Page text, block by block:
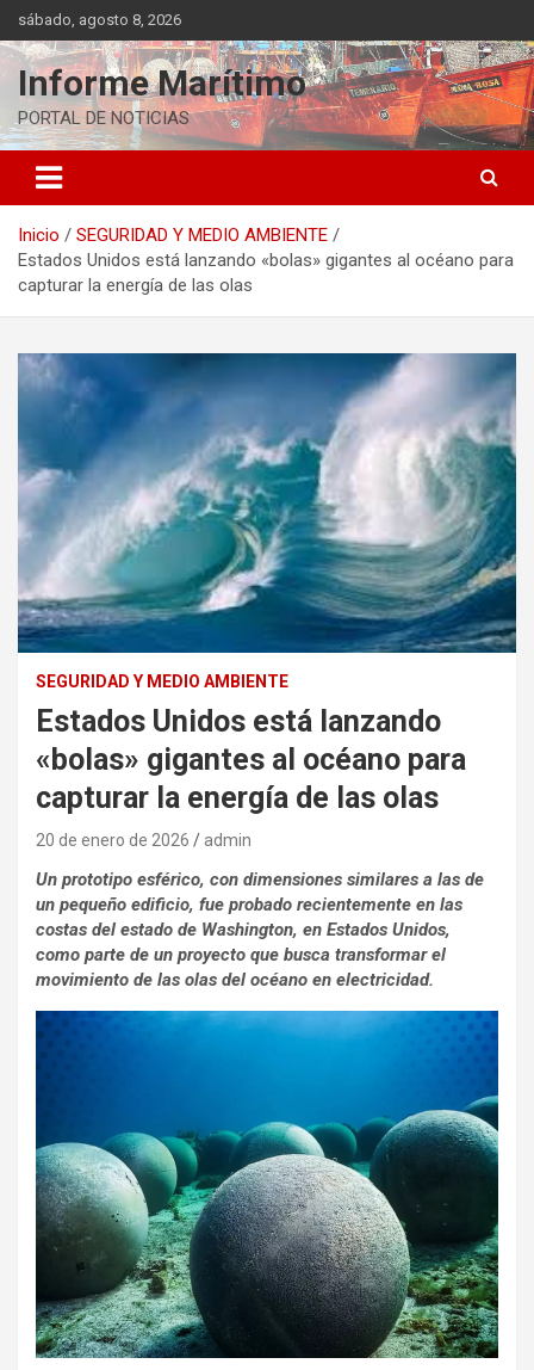
Saltar
al
contenido
sábado, agosto 8, 2026
Informe Marítimo
PORTAL DE NOTICIAS
Inicio
SEGURIDAD Y MEDIO AMBIENTE
Estados Unidos está lanzando «bolas» gigantes al océano para
capturar la energía de las olas
SEGURIDAD Y MEDIO AMBIENTE
Estados Unidos está lanzando
«bolas» gigantes al océano para
capturar la energía de las olas
20 de enero de 2026 admin
Un prototipo esférico, con dimensiones similares a las de
un pequeño edificio, fue probado recientemente en las
costas del estado de Washington, en Estados Unidos,
como parte de un proyecto que busca transformar el
movimiento de las olas del océano en electricidad.